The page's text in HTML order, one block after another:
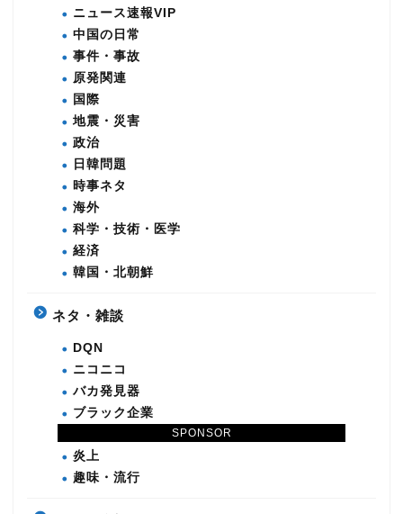
SPONSOR
ニュース速報VIP
中国の日常
事件・事故
原発関連
国際
地震・災害
政治
日韓問題
時事ネタ
海外
科学・技術・医学
経済
韓国・北朝鮮
ネタ・雑談
DQN
ニコニコ
バカ発見器
ブラック企業
炎上
趣味・流行